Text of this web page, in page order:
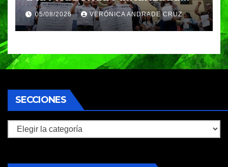
Ignacio Zaragoza en Puebla;
piden a la SEP no cerrar el
plantel
05/08/2026 VERÓNICA ANDRADE CRUZ
SECCIONES
Secciones